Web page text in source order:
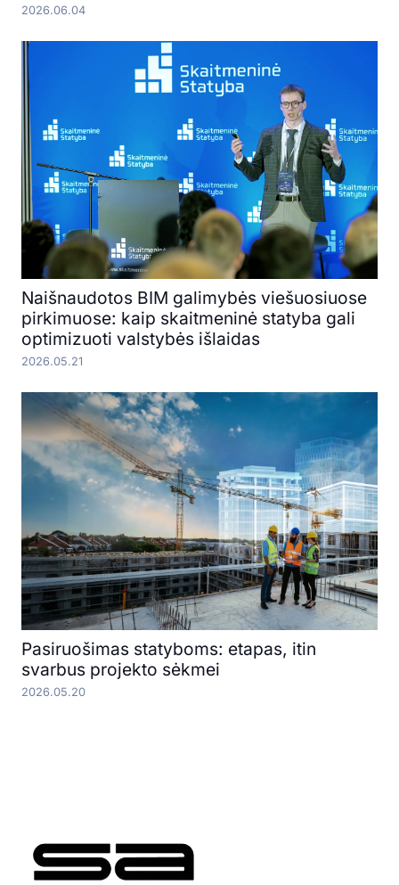
2026.06.04
Naišnaudotos BIM galimybės viešuosiuose
pirkimuose: kaip skaitmeninė statyba gali
optimizuoti valstybės išlaidas
2026.05.21
Pasiruošimas statyboms: etapas, itin
svarbus projekto sėkmei
2026.05.20